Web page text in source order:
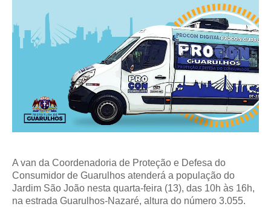
A van da Coordenadoria de Proteção e Defesa do
Consumidor de Guarulhos atenderá a população do
Jardim São João nesta quarta-feira (13), das 10h às 16h,
na estrada Guarulhos-Nazaré, altura do número 3.055.